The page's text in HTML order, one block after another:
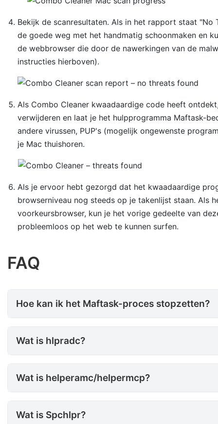
Bekijk de scanresultaten. Als in het rapport staat
de goede weg met het handmatig schoonmaken en
de webbrowser die door de nawerkingen van de
instructies hierboven).
Als Combo Cleaner kwaadaardige code heeft
verwijderen en laat je het hulpprogramma Maftask-
andere virussen, PUP's (mogelijk ongewenste
je Mac thuishoren.
Als je ervoor hebt gezorgd dat het kwaadaardige
browserniveau nog steeds op je takenlijst staan. Als
voorkeursbrowser, kun je het vorige gedeelte van
probleemloos op het web te kunnen surfen.
FAQ
Hoe kan ik het Maftask-proces stopzetten?
Wat is hlpradc?
Wat is hlpradc?
Wat is helperamc/helpermcp?
Wat is helperamc/helpermcp?
Wat is Spchlpr?
Wat is Spchlpr?